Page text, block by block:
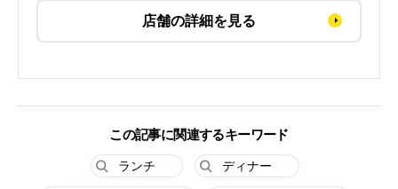
店舗の詳細を見る
この記事に関連するキーワード
ランチ ディナー